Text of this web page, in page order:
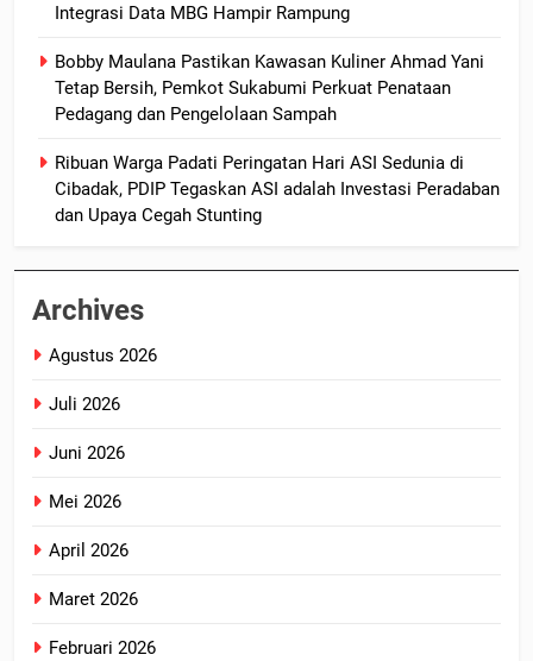
Integrasi Data MBG Hampir Rampung
Bobby Maulana Pastikan Kawasan Kuliner Ahmad Yani
Tetap Bersih, Pemkot Sukabumi Perkuat Penataan
Pedagang dan Pengelolaan Sampah
Ribuan Warga Padati Peringatan Hari ASI Sedunia di
Cibadak, PDIP Tegaskan ASI adalah Investasi Peradaban
dan Upaya Cegah Stunting
Archives
Agustus 2026
Juli 2026
Juni 2026
Mei 2026
April 2026
Maret 2026
Februari 2026